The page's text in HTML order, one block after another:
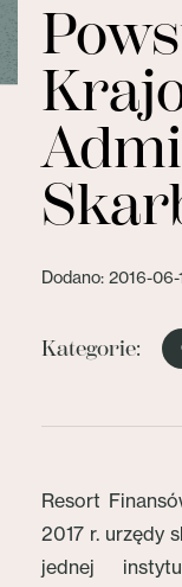
Dodano: 2016-06-
Kategorie:
Resort
2017 r. urzędy
jednej